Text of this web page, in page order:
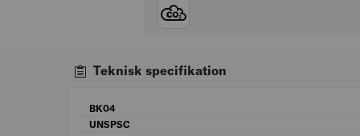
Teknisk specifikation
BK04
UNSPSC